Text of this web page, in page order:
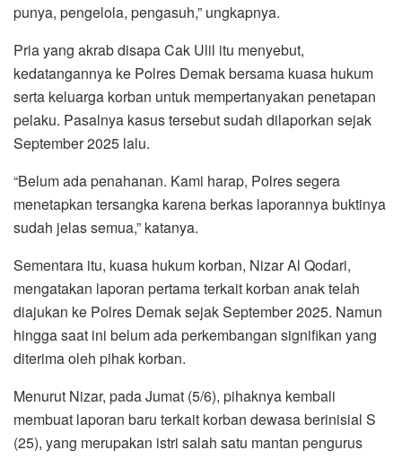
punya, pengelola, pengasuh,” ungkapnya.
Pria yang akrab disapa Cak Ulil itu menyebut,
kedatangannya ke Polres Demak bersama kuasa hukum
serta keluarga korban untuk mempertanyakan penetapan
pelaku. Pasalnya kasus tersebut sudah dilaporkan sejak
September 2025 lalu.
“Belum ada penahanan. Kami harap, Polres segera
menetapkan tersangka karena berkas laporannya buktinya
sudah jelas semua,” katanya.
Sementara itu, kuasa hukum korban, Nizar Al Qodari,
mengatakan laporan pertama terkait korban anak telah
diajukan ke Polres Demak sejak September 2025. Namun
hingga saat ini belum ada perkembangan signifikan yang
diterima oleh pihak korban.
Menurut Nizar, pada Jumat (5/6), pihaknya kembali
membuat laporan baru terkait korban dewasa berinisial S
(25), yang merupakan istri salah satu mantan pengurus